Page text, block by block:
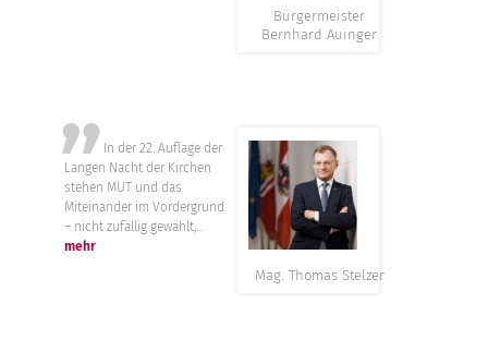
Bürgermeister
Bernhard Auinger
”
In der 22. Auflage der
Langen Nacht der Kirchen
stehen MUT und das
Miteinander im Vordergrund
– nicht zufällig gewählt,...
mehr
Mag. Thomas Stelzer